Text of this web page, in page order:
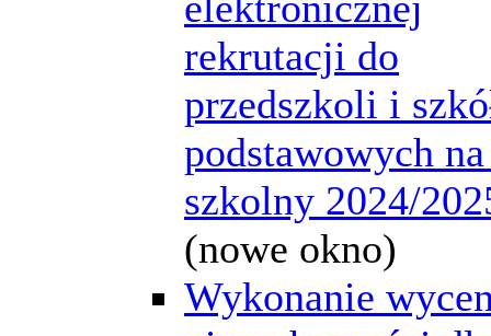
rekrutacji do
przedszkoli i
podstawowych
szkolny 2024/
(nowe okno)
Wykonanie